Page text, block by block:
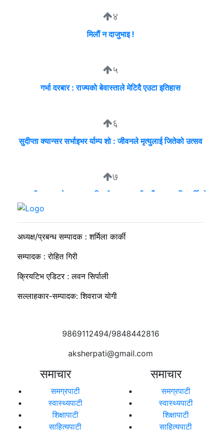
४
मिलौं न दाजुभाइ !
५
गर्भा दरबार : राज्यको बेवास्ताले मेटिदै एउटा इतिहास
६
सुदीप्ता क्यान्सर सर्भाइभर र्याम्प शो : जीवनले मृत्युलाई जितेको उत्सव
७
व्यवसायी मुन्दडाको घरमा एकाबिहानै खानतलासी, पाँच घन्टापछि फर्कियो
अध्यक्ष/प्रबन्ध सम्पादक : शर्मिला कार्की
सम्पादक : रोहित गिरी
क्रियटिभ एडिटर : लवन सिर्पाली
सल्लाहकार-सम्पादक: शिवराज योगी
9869112494/9848442816
aksherpati@gmail.com
समाचार
समग्रपाटी
स्वास्थ्यपाटी
शिक्षापाटी
साहित्यपाटी
समाचार
समग्रपाटी
स्वास्थ्यपाटी
शिक्षापाटी
साहित्यपाटी